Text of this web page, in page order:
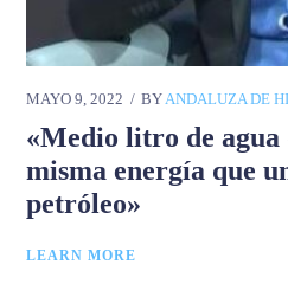
MAYO 9, 2022 BYANDALUZA DE
«Medio litro de
misma energía que
petróleo»
LEARN MORE